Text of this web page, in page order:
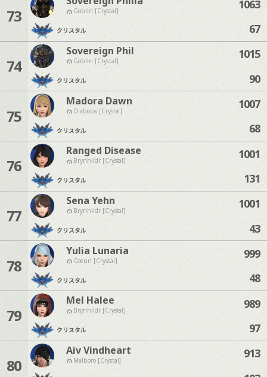
73 Goblin [Crystal]
クリスタル
1063
67
74
Sovereign Phil
Goblin [Crystal]
クリスタル
1015
90
75
Madora Dawn
Diabolos [Crystal]
クリスタル
1007
68
76
Ranged Disease
Brynhildr [Crystal]
クリスタル
1001
131
77
Sena Yehn
Brynhildr [Crystal]
クリスタル
1001
43
78
Yulia Lunaria
Coeurl [Crystal]
クリスタル
999
48
79
Mel Halee
Brynhildr [Crystal]
クリスタル
989
97
80
Aiv Vindheart
Malboro [Crystal]
913